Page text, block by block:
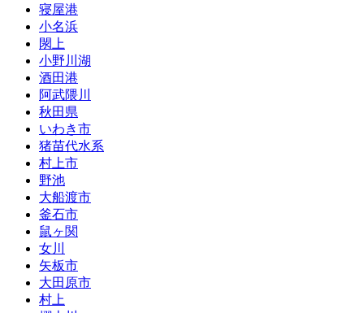
寝屋港
小名浜
閖上
小野川湖
酒田港
阿武隈川
秋田県
いわき市
猪苗代水系
村上市
野池
大船渡市
釜石市
鼠ヶ関
女川
矢板市
大田原市
村上